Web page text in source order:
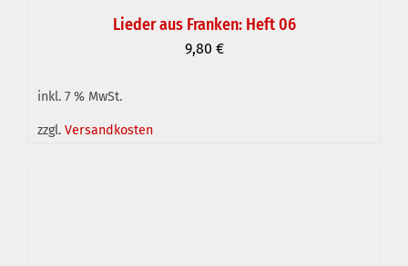
IN DEN WARENKORB
Lieder aus Franken: Heft 06
9,80 €
inkl. 7 % MwSt.
zzgl. Versandkosten